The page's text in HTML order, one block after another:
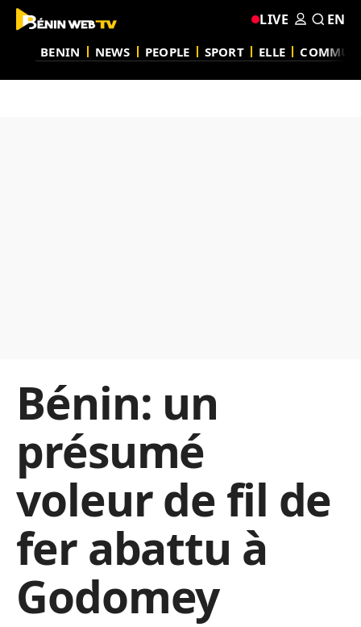
BENIN NEWS PEOPLE SPORT ELLE
LIVE EN
Bénin: un
présumé
voleur de fil de
fer abattu à
Godomey